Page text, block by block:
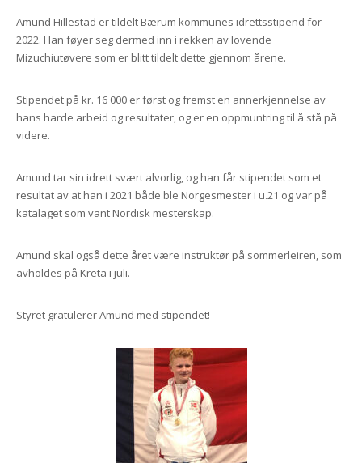
Amund Hillestad er tildelt Bærum kommunes idrettsstipend for
2022. Han føyer seg dermed inn i rekken av lovende
Mizuchiutøvere som er blitt tildelt dette gjennom årene.
Stipendet på kr. 16 000 er først og fremst en annerkjennelse av
hans harde arbeid og resultater, og er en oppmuntring til å stå på
videre.
Amund tar sin idrett svært alvorlig, og han får stipendet som et
resultat av at han i 2021 både ble Norgesmester i u.21 og var på
katalaget som vant Nordisk mesterskap.
Amund skal også dette året være instruktør på sommerleiren, som
avholdes på Kreta i juli.
Styret gratulerer Amund med stipendet!